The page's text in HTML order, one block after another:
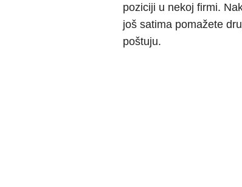
poziciji u nekoj firmi.
još satima pomažete
poštuju.